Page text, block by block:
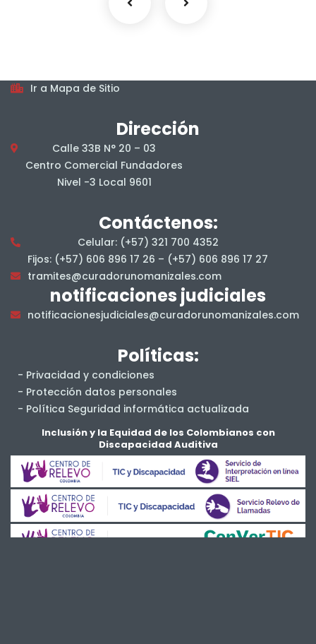
Horarios
Ir a Mapa de Sitio
Dirección
Calle 33B N° 20 – 03
Centro Comercial Fundadores
Nivel -3 Local 9601
Contáctenos:
Celular: (+57) 321 700 4352
Fijos: (+57) 606 896 17 26 – (+57) 606 896 17 27
tramites@curadorunomanizales.com
notificaciones judiciales
notificacionesjudiciales@curadorunomanizales.com
Políticas:
- Privacidad y condiciones
- Protección datos personales
- Política Seguridad informática actualizada
- Salud y Seguridad en el Trabajo
Inclusión y la Equidad de los Colombianos con
Discapacidad Auditiva